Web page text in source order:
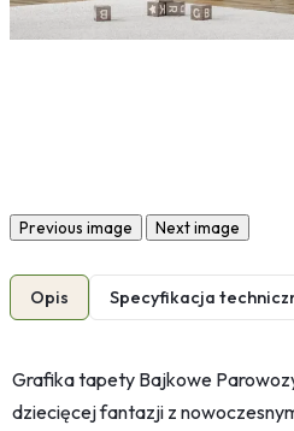
Previous image Next image
Opis Specyfikacja
Grafika tapety Bajkowe
dziecięcej fantazji z